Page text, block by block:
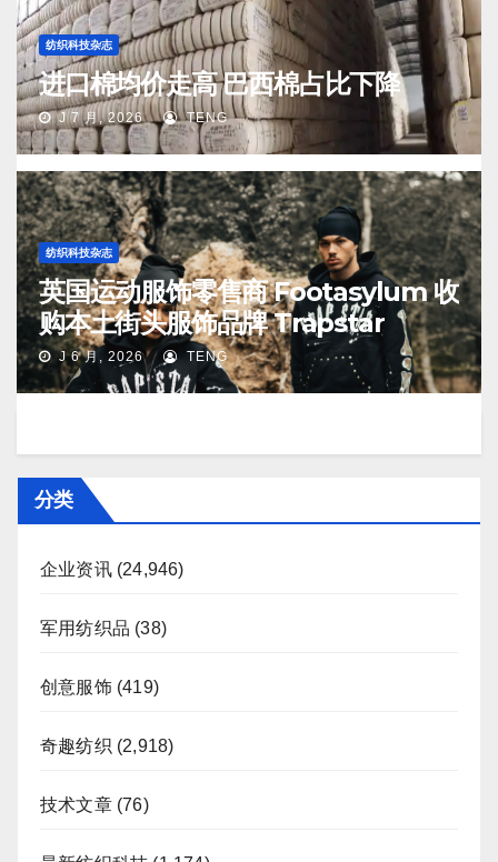
纺织科技杂志
进口棉均价走高 巴西棉占比下降
J 7 月, 2026 TENG
纺织科技杂志
英国运动服饰零售商 Footasylum 收
购本土街头服饰品牌 Trapstar
J 6 月, 2026 TENG
分类
企业资讯(24,946)
军用纺织品 (38)
创意服饰(419)
奇趣纺织 (2,918)
技术文章(76)